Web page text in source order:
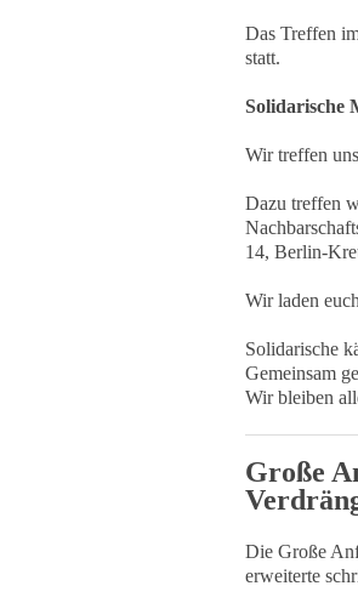
Das Treffen
statt.
Solidarische
Wir treffen
Dazu treffen
14, Berlin-
Wir laden
Solidarische
Gemeinsam
Wir bleiben
Große
Die Große
erweiterte